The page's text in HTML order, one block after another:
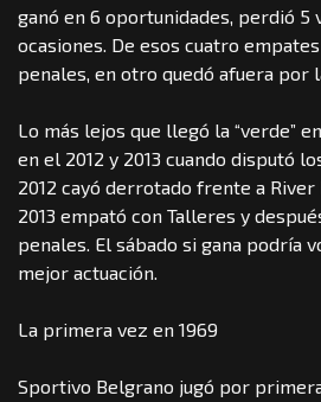
ganó en 6 oportunidades, perdió 5
ocasiones. De esos cuatro
penales, en otro quedó afuera por
Lo más lejos que llegó la “verde”
en el 2012 y 2013 cuando disputó
2012 cayó derrotado frente a
2013 empató con Talleres y
penales. El sábado si gana podría
mejor actuación.
La primera vez en 1969
Sportivo Belgrano jugó por